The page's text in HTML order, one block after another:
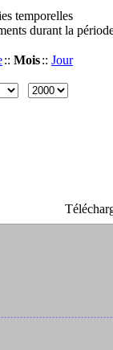
temporelles
durant la
:: Mois:: Jour